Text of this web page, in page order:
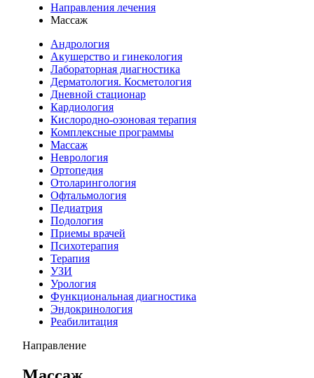
Направления лечения
Массаж
Андрология
Акушерство и гинекология
Лабораторная диагностика
Дерматология. Косметология
Дневной стационар
Кардиология
Кислородно-озоновая терапия
Комплексные программы
Массаж
Неврология
Ортопедия
Отоларингология
Офтальмология
Педиатрия
Подология
Приемы врачей
Психотерапия
Терапия
УЗИ
Урология
Функциональная диагностика
Эндокринология
Реабилитация
Направление